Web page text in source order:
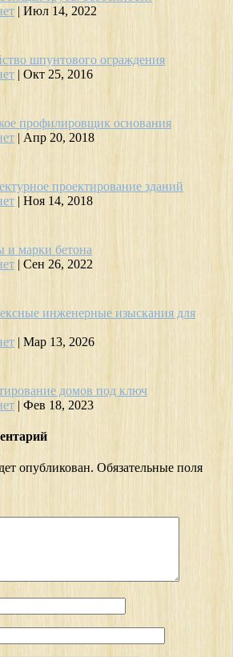
| Июл 14, 2022
шпунтового ограждения
| Окт 25, 2016
профилировщик основания
| Апр 20, 2018
проектирование зданий
| Ноя 14, 2018
и марки бетона
| Сен 26, 2022
инженерные изыскания для
| Мар 13, 2026
домов под ключ
| Фев 18, 2023
опубликован. Обязательные поля